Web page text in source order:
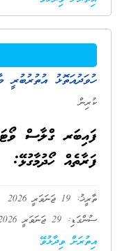
ހުވަދުއަތޮޅު
ކުރިން
ފައިބަރ ގްލާސް
ފަރާތެއް ހޯދުމާގުޅޭ:
ތާރީޚު: 19 ޖަނަވަރީ 2026
ސުންގަޑި: 29 ޖަނަވަރީ 2026 13:00
އިތުރަށް ވިދާޅުވޭ